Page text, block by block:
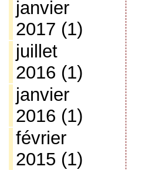
janvier
2017 (1)
juillet
2016 (1)
janvier
2016 (1)
février
2015 (1)